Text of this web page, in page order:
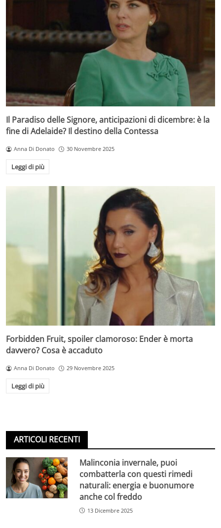
Il Paradiso delle Signore, anticipazioni di dicembre: è la
fine di Adelaide? Il destino della Contessa
Anna Di Donato 30 Novembre 2025
Leggi di più
Forbidden Fruit, spoiler clamoroso: Ender è morta
davvero? Cosa è accaduto
Anna Di Donato 29 Novembre 2025
Leggi di più
ARTICOLI RECENTI
Malinconia invernale, puoi
combatterla con questi rimedi
naturali: energia e buonumore
anche col freddo
13 Dicembre 2025